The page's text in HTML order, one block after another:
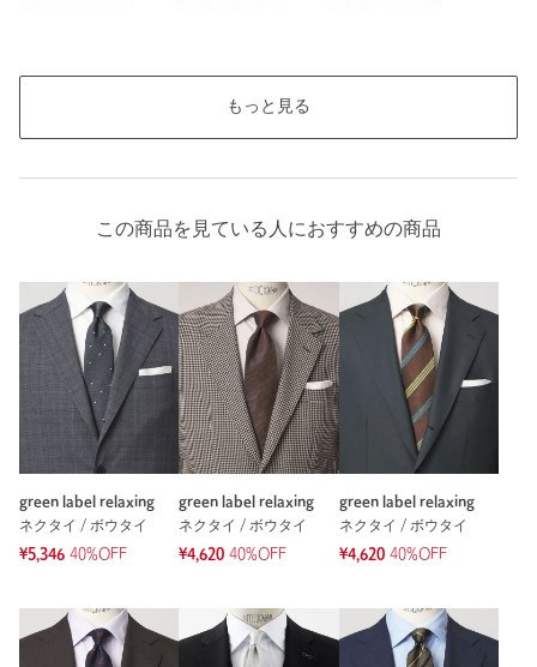
もっと見る
この商品を見ている人におすすめの商品
green label relaxing
ネクタイ / ボウタイ
¥5,346 40%OFF
green label relaxing
ネクタイ / ボウタイ
¥4,620 40%OFF
green label relaxing
ネクタイ / ボウタイ
¥4,620 40%OFF